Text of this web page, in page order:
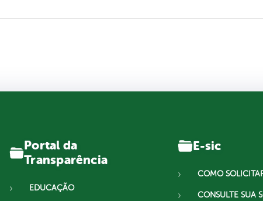
Portal da
Transparência
EDUCAÇÃO
E-sic
COMO
CONSULTE SUA